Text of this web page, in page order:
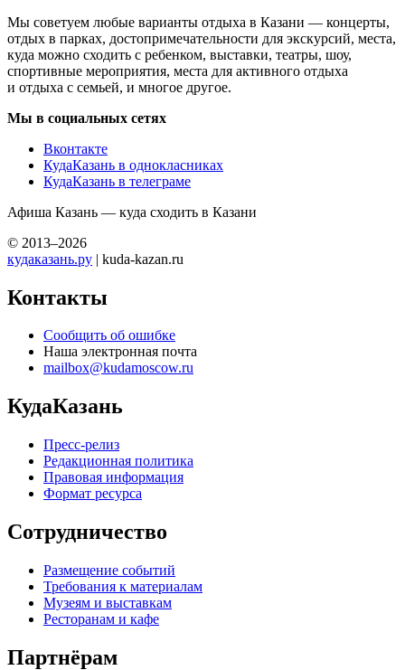
Мы советуем любые варианты отдыха в Казани — концерты,
отдых в парках, достопримечательности для экскурсий, места,
куда можно сходить с ребенком, выставки, театры, шоу,
спортивные мероприятия, места для активного отдыха
и отдыха с семьей, и многое другое.
Мы в социальных сетях
Вконтакте
КудаКазань в однокласниках
КудаКазань в телеграме
Афиша Казань — куда сходить в Казани
© 2013–2026
кудаказань.ру | kuda-kazan.ru
Контакты
Сообщить об ошибке
Наша электронная почта
mailbox@kudamoscow.ru
КудаКазань
Пресс-релиз
Редакционная политика
Правовая информация
Формат ресурса
Сотрудничество
Размещение событий
Требования к материалам
Музеям и выставкам
Ресторанам и кафе
Партнёрам